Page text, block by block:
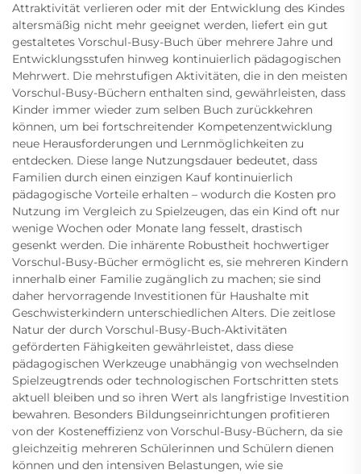
Attraktivität verlieren oder mit der Entwicklung des Kindes
altersmäßig nicht mehr geeignet werden, liefert ein gut
gestaltetes Vorschul-Busy-Buch über mehrere Jahre und
Entwicklungsstufen hinweg kontinuierlich pädagogischen
Mehrwert. Die mehrstufigen Aktivitäten, die in den meisten
Vorschul-Busy-Büchern enthalten sind, gewährleisten, dass
Kinder immer wieder zum selben Buch zurückkehren
können, um bei fortschreitender Kompetenzentwicklung
neue Herausforderungen und Lernmöglichkeiten zu
entdecken. Diese lange Nutzungsdauer bedeutet, dass
Familien durch einen einzigen Kauf kontinuierlich
pädagogische Vorteile erhalten – wodurch die Kosten pro
Nutzung im Vergleich zu Spielzeugen, das ein Kind oft nur
wenige Wochen oder Monate lang fesselt, drastisch
gesenkt werden. Die inhärente Robustheit hochwertiger
Vorschul-Busy-Bücher ermöglicht es, sie mehreren Kindern
innerhalb einer Familie zugänglich zu machen; sie sind
daher hervorragende Investitionen für Haushalte mit
Geschwisterkindern unterschiedlichen Alters. Die zeitlose
Natur der durch Vorschul-Busy-Buch-Aktivitäten
geförderten Fähigkeiten gewährleistet, dass diese
pädagogischen Werkzeuge unabhängig von wechselnden
Spielzeugtrends oder technologischen Fortschritten stets
aktuell bleiben und so ihren Wert als langfristige Investition
bewahren. Besonders Bildungseinrichtungen profitieren
von der Kosteneffizienz von Vorschul-Busy-Büchern, da sie
gleichzeitig mehreren Schülerinnen und Schülern dienen
können und den intensiven Belastungen, wie sie